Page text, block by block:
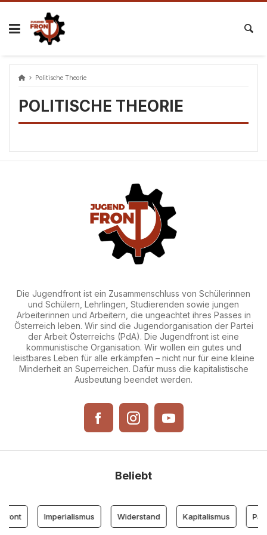
Skip
content
Politische Theorie
POLITISCHE THEORIE
Die Jugendfront ist ein Zusammenschluss von Schülerinnen
und Schülern, Lehrlingen, Studierenden sowie jungen
Arbeiterinnen und Arbeitern, die ungeachtet ihres Passes in
Österreich leben. Wir sind die Jugendorganisation der Partei
der Arbeit Österreichs (PdA). Die Jugendfront ist eine
kommunistische Organisation. Wir wollen ein gutes und
leistbares Leben für alle erkämpfen – nicht nur für eine kleine
Minderheit an Superreichen. Dafür muss die kapitalistische
Ausbeutung beendet werden.
Beliebt
Imperialismus Widerstand Kapitalismus